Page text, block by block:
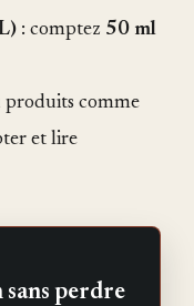
: comptez 50 ml
produits comme
et lire
perdre